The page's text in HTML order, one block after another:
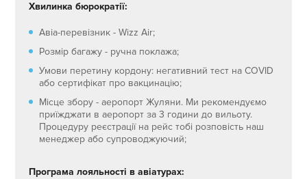
Хвилинка бюрократії:
Авіа-перевізник - Wizz Air;
Розмір багажу - ручна поклажа;
Умови перетину кордону: негативний тест на COVID
або сертифікат про вакцинацію;
Місце збору - аеропорт Жуляни. Ми рекомендуємо
приїжджати в аеропорт за 3 години до вильоту.
Процедуру реєстрації на рейс тобі розповість наш
менеджер або супроводжуючий;
Програма лояльності в авіатурах: